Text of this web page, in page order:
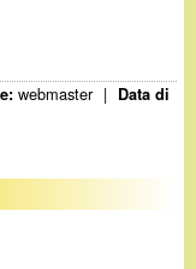
webmaster |
Data di